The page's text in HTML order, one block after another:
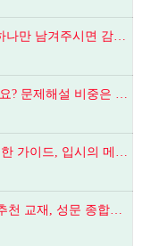
PDF 자료 구매시, 카카오톡 채널에 문자하나만 남겨주시면 감사하겠습니다.
念 강의의 이해. 이과센세 개념 강의 인가요? 문제해설 비중은 어떻게 되나요? 등
「도일 대학입시 유학편」 일유생들을 위한 가이드, 입시의 메뉴얼
일본 입시 영어(약대, 문부성) 공부법 및 추천 교재, 성문 종합영어, NEXT STAGE, 全解說頻出英文法.語法問題1000